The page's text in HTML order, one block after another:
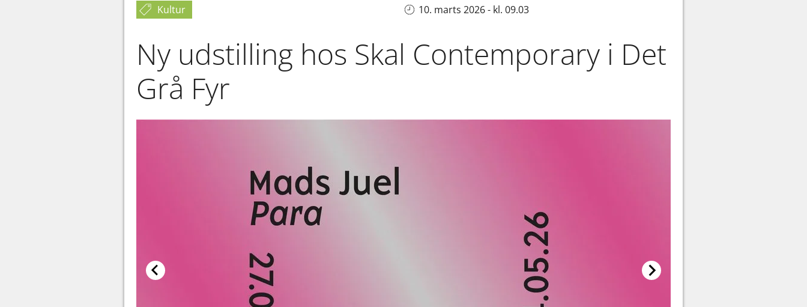
Kultur 10. marts 2026 - kl. 09.03
Ny udstilling hos Skal Contemporary i Det
Grå Fyr